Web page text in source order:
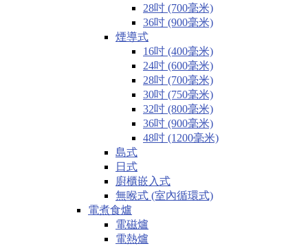
28吋 (700毫米)
36吋 (900毫米)
煙導式
16吋 (400毫米)
24吋 (600毫米)
28吋 (700毫米)
30吋 (750毫米)
32吋 (800毫米)
36吋 (900毫米)
48吋 (1200毫米)
島式
日式
廚櫃嵌入式
無喉式 (室內循環式)
電煮食爐
電磁爐
電熱爐